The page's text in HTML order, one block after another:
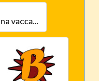
vacca...